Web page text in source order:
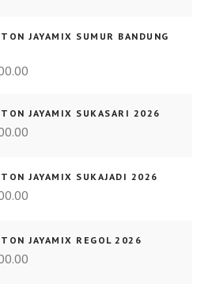
JAYAMIX SUMUR BANDUNG
JAYAMIX SUKASARI 2026
JAYAMIX SUKAJADI 2026
JAYAMIX REGOL 2026